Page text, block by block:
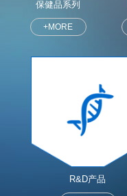
保健品系列
+MORE
R&D产品